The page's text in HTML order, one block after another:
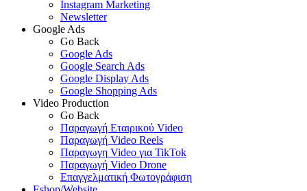
Instagram Marketing
Newsletter
Google Ads
Go Back
Google Ads
Google Search Ads
Google Display Ads
Google Shopping Ads
Video Production
Go Back
Παραγωγή Εταιρικού Video
Παραγωγή Video Reels
Παραγωγη Video για TikTok
Παραγωγή Video Drone
Επαγγελματική Φωτογράφιση